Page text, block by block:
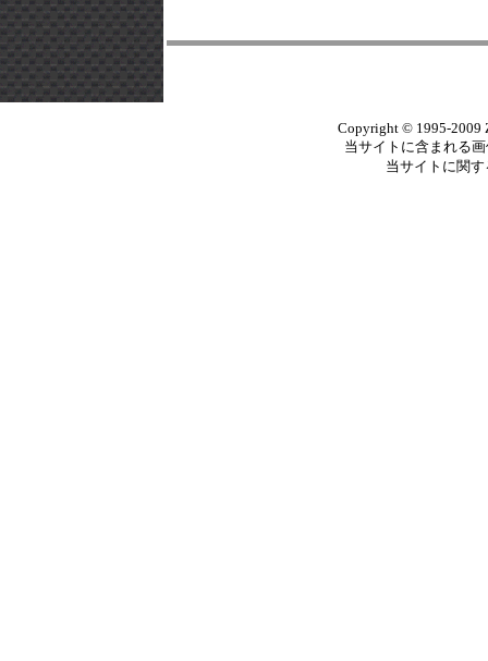
Copyright © 1995-2009
当サイトに含まれる
当サイトに関